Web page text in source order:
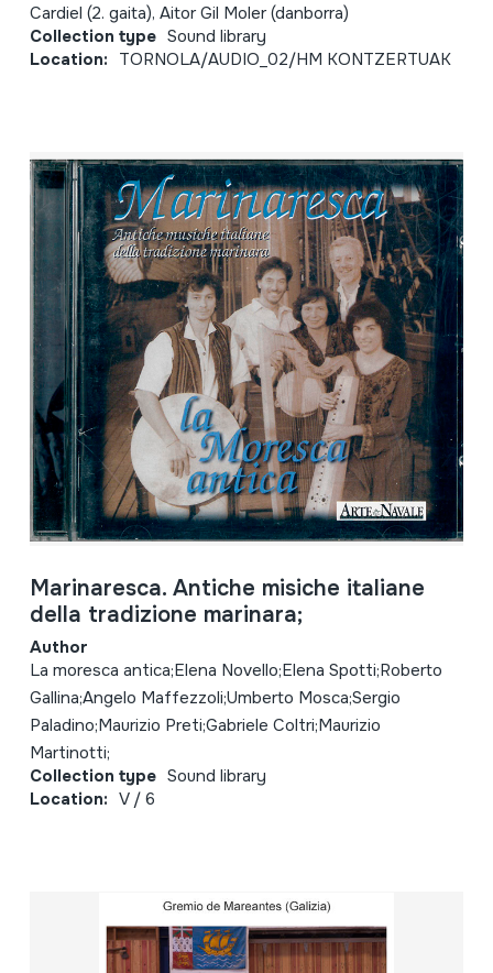
Cardiel (2. gaita), Aitor Gil Moler (danborra)
Collection type Sound library
Location: TORNOLA/AUDIO_02/HM KONTZERTUAK
Marinaresca. Antiche misiche italiane
della tradizione marinara;
Author
La moresca antica;Elena Novello;Elena Spotti;Roberto
Gallina;Angelo Maffezzoli;Umberto Mosca;Sergio
Paladino;Maurizio Preti;Gabriele Coltri;Maurizio
Martinotti;
Collection type Sound library
Location: V / 6